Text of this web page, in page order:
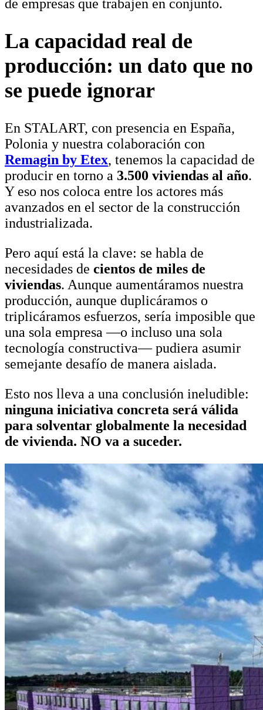
de empresas que trabajen en conjunto.
La capacidad real de
producción: un dato que no
se puede ignorar
En STALART, con presencia en España,
Polonia y nuestra colaboración con
Remagin by Etex, tenemos la capacidad de
producir en torno a 3.500 viviendas al año.
Y eso nos coloca entre los actores más
avanzados en el sector de la construcción
industrializada.
Pero aquí está la clave: se habla de
necesidades de cientos de miles de
viviendas. Aunque aumentáramos nuestra
producción, aunque duplicáramos o
triplicáramos esfuerzos, sería imposible que
una sola empresa —o incluso una sola
tecnología constructiva— pudiera asumir
semejante desafío de manera aislada.
Esto nos lleva a una conclusión ineludible:
ninguna iniciativa concreta será válida
para solventar globalmente la necesidad
de vivienda. NO va a suceder.